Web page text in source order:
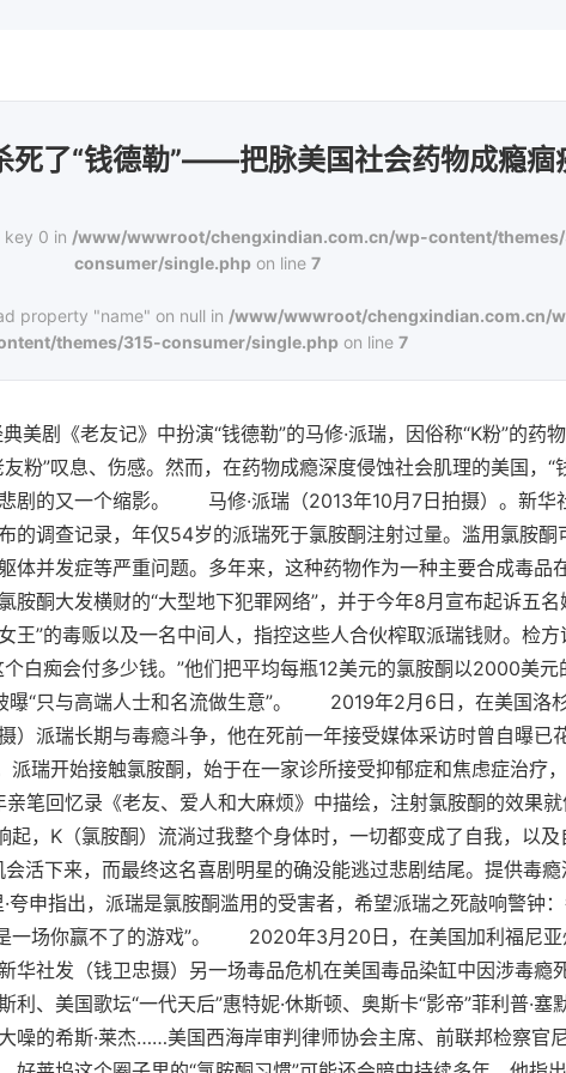
死了“钱德勒”——把脉美国社会药物成瘾痼
key 0 in /www/wwwroot/chengxindian.com.cn/wp-content/
consumer/single.php on line7
property "name" on null in /www/wwwroot/chengxindian.com.cn/
themes/315-consumer/single.php on line7
美剧《老友记》中扮演“钱德勒”的马修·派瑞，因俗称“K粉”的药
粉”叹息、伤感。然而，在药物成瘾深度侵蚀社会肌理的美国，“
剧的又一个缩影。 马修·派瑞（2013年10月7日拍摄）。新华
的调查记录，年仅54岁的派瑞死于氯胺酮注射过量。滥用氯胺酮
体并发症等严重问题。多年来，这种药物作为一种主要合成毒品
胺酮大发横财的“大型地下犯罪网络”，并于今年8月宣布起诉五
王”的毒贩以及一名中间人，指控这些人合伙榨取派瑞钱财。检
白痴会付多少钱。”他们把平均每瓶12美元的氯胺酮以2000美
曝“只与高端人士和名流做生意”。 2019年2月6日，在美国洛
）派瑞长期与毒瘾斗争，他在死前一年接受媒体采访时曾自曝已
派瑞开始接触氯胺酮，始于在一家诊所接受抑郁症和焦虑症治疗
笔回忆录《老友、爱人和大麻烦》中描绘，注射氯胺酮的效果
起，K（氯胺酮）流淌过我整个身体时，一切都变成了自我，以
活下来，而最终这名喜剧明星的确没能逃过悲剧结尾。提供毒
夸申指出，派瑞是氯胺酮滥用的受害者，希望派瑞之死敲响警钟
一场你赢不了的游戏”。 2020年3月20日，在美国加利福尼亚
华社发（钱卫忠摄）另一场毒品危机在美国毒品染缸中因涉毒瘾
利、美国歌坛“一代天后”惠特妮·休斯顿、奥斯卡“影帝”菲利普·塞
噪的希斯·莱杰……美国西海岸审判律师协会主席、前联邦检察官